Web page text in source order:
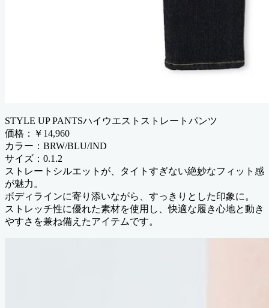
STYLE UP PANTSハイウエストストレートパンツ
価格：￥14,960
カラー：BRW/BLU/IND
サイズ：0.1.2
ストレートシルエットが、タイトすぎない絶妙なフィット感
が魅力。
ボディラインに寄り添いながら、すっきりとした印象に。
ストレッチ性に優れた素材を使用し、快適な履き心地と動き
やすさを兼ね備えたアイテムです。